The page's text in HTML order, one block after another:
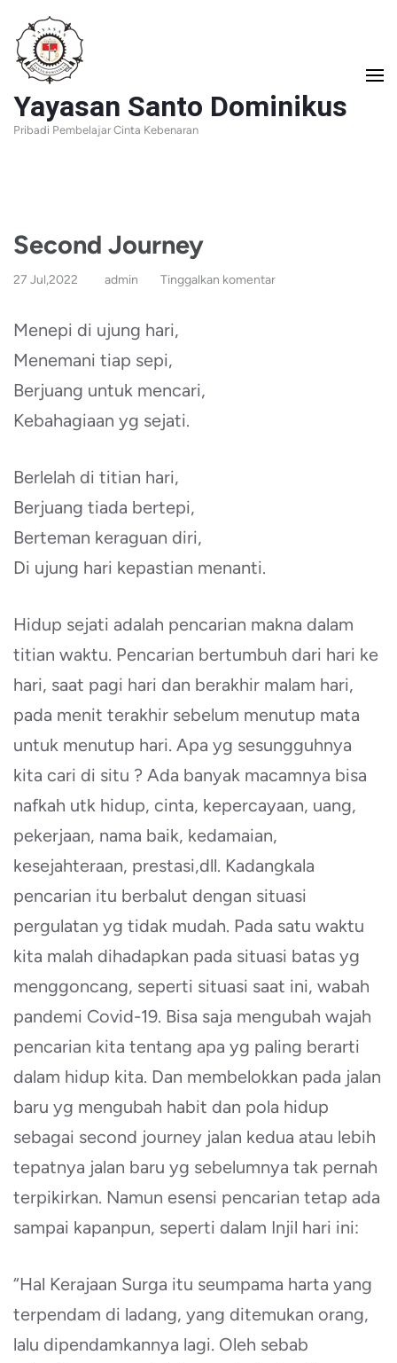
Lompat
ke
konten
(Tekan
Enter)
Yayasan Santo Dominikus
Pribadi Pembelajar Cinta Kebenaran
Second Journey
27 Jul,2022 admin Tinggalkan komentar
Menepi di ujung hari,
Menemani tiap sepi,
Berjuang untuk mencari,
Kebahagiaan yg sejati.
Berlelah di titian hari,
Berjuang tiada bertepi,
Berteman keraguan diri,
Di ujung hari kepastian menanti.
Hidup sejati adalah pencarian makna dalam
titian waktu. Pencarian bertumbuh dari hari ke
hari, saat pagi hari dan berakhir malam hari,
pada menit terakhir sebelum menutup mata
untuk menutup hari. Apa yg sesungguhnya
kita cari di situ ? Ada banyak macamnya bisa
nafkah utk hidup, cinta, kepercayaan, uang,
pekerjaan, nama baik, kedamaian,
kesejahteraan, prestasi,dll. Kadangkala
pencarian itu berbalut dengan situasi
pergulatan yg tidak mudah. Pada satu waktu
kita malah dihadapkan pada situasi batas yg
menggoncang, seperti situasi saat ini, wabah
pandemi Covid-19. Bisa saja mengubah wajah
pencarian kita tentang apa yg paling berarti
dalam hidup kita. Dan membelokkan pada jalan
baru yg mengubah habit dan pola hidup
sebagai second journey jalan kedua atau lebih
tepatnya jalan baru yg sebelumnya tak pernah
terpikirkan. Namun esensi pencarian tetap ada
sampai kapanpun, seperti dalam Injil hari ini:
“Hal Kerajaan Surga itu seumpama harta yang
terpendam di ladang, yang ditemukan orang,
lalu dipendamkannya lagi. Oleh sebab